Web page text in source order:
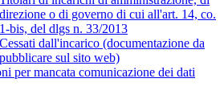
direzione o di governo di cui all'art. 14, co.
1-bis, del dlgs n. 33/2013
Cessati dall'incarico (documentazione da
pubblicare sul sito web)
per mancata comunicazione dei dati